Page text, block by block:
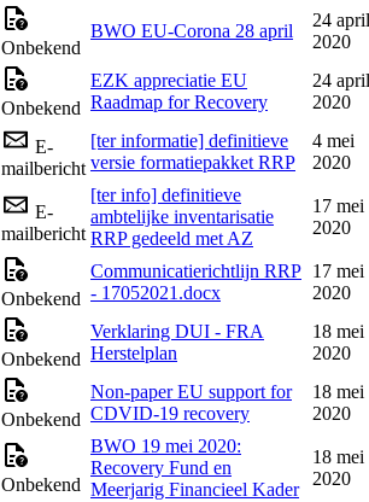
Onbekend
BWO EU-Corona 28 april
24 april
2020
Onbekend
EZK appreciatie EU
Raadmap for Recovery
24 april
2020
E-
mailbericht
[ter informatie] definitieve
versie formatiepakket RRP
4 mei
2020
E-
mailbericht
[ter info] definitieve
ambtelijke inventarisatie
RRP gedeeld met AZ
17 mei
2020
Onbekend
Communicatierichtlijn RRP
- 17052021.docx
17 mei
2020
Onbekend
Verklaring DUI - FRA
Herstelplan
18 mei
2020
Onbekend
Non-paper EU support for
CDVID-19 recovery
18 mei
2020
Onbekend
BWO 19 mei 2020:
Recovery Fund en
Meerjarig Financieel Kader
18 mei
2020